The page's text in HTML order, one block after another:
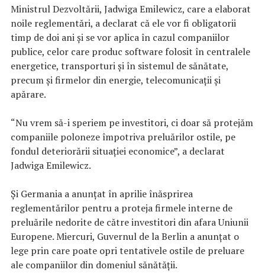
Ministrul Dezvoltării, Jadwiga Emilewicz, care a elaborat
noile reglementări, a declarat că ele vor fi obligatorii
timp de doi ani şi se vor aplica în cazul companiilor
publice, celor care produc software folosit în centralele
energetice, transporturi şi în sistemul de sănătate,
precum şi firmelor din energie, telecomunicaţii şi
apărare.
“Nu vrem să-i speriem pe investitori, ci doar să protejăm
companiile poloneze împotriva preluărilor ostile, pe
fondul deteriorării situaţiei economice”, a declarat
Jadwiga Emilewicz.
Şi Germania a anunţat în aprilie înăsprirea
reglementărilor pentru a proteja firmele interne de
preluările nedorite de către investitori din afara Uniunii
Europene. Miercuri, Guvernul de la Berlin a anunţat o
lege prin care poate opri tentativele ostile de preluare
ale companiilor din domeniul sănătăţii.